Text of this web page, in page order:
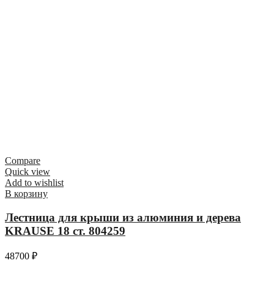
Compare
Quick view
Add to wishlist
В корзину
Лестница для крыши из алюминия и дерева
KRAUSE 18 ст. 804259
48700 ₽